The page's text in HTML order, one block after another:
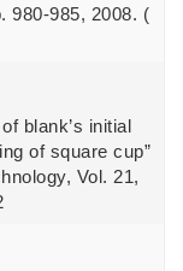
980-985, 2008. (
blank’s initial
of square cup”
Vol. 21,